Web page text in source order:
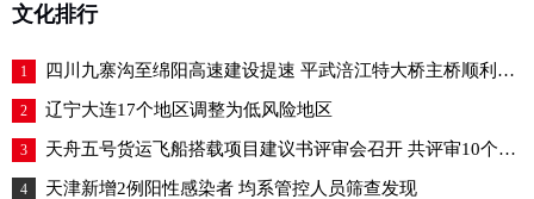
文化排行
1 四川九寨沟至绵阳高速建设提速 平武涪江特大桥主桥顺利合龙
2 辽宁大连17个地区调整为低风险地区
3 天舟五号货运飞船搭载项目建议书评审会召开 共评审10个项目
4 天津新增2例阳性感染者 均系管控人员筛查发现